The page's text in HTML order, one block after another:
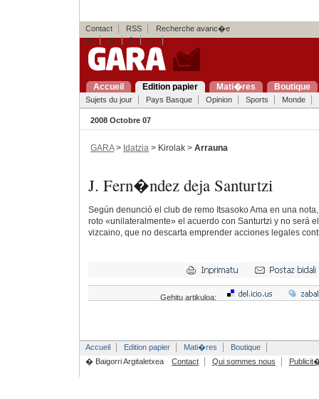
Contact RSS
Recherche avanc�e
eu
es fr en
Accueil Edition papier Mati�res Boutique
Sujets du jour Pays Basque Opinion Sports Monde
2008 Octobre 07
GARA> Idatzia> Kirolak > Arrauna
J. Fern�ndez deja Santurtzi
Según denunció el club de remo Itsasoko Ama en una
roto «unilateralmente» el acuerdo con Santurtzi y no será
vizcaino, que no descarta emprender acciones legales
Gehitu artikuloa:
Accueil Edition papier Mati�res
Boutique
� Baigorri Argitaletxea
Contact Qui sommes nous